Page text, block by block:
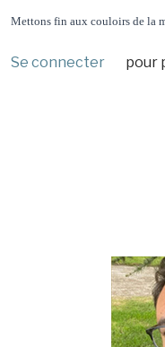
Mettons fin aux couloirs de la
Se connecter pour